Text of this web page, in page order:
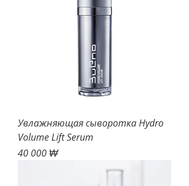
Увлажняющая сыворотка Hydro
Volume Lift Serum
Цена
40 000 ₩